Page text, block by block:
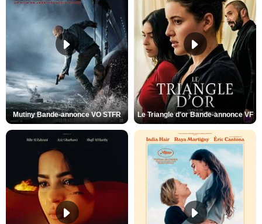
Mutiny Bande-annonce VO STFR Le Triangle d'or Bande-annonce VF